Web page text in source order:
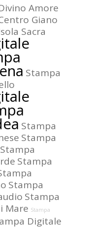
Amore
Giano
Sacra
Stampa
Stampa
Stampa
Stampa
Stampa
Stampa
Stampa
Mare Stampa
Digitale